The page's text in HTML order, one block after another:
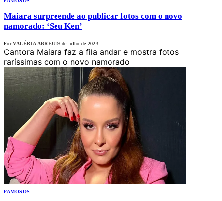
Maiara surpreende ao publicar fotos com o novo
namorado: ‘Seu Ken’
Por VALÉRIA ABREU19 de julho de 2023
Cantora Maiara faz a fila andar e mostra fotos
raríssimas com o novo namorado
FAMOSOS